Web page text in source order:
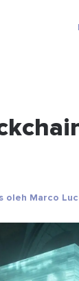
oleh Marco